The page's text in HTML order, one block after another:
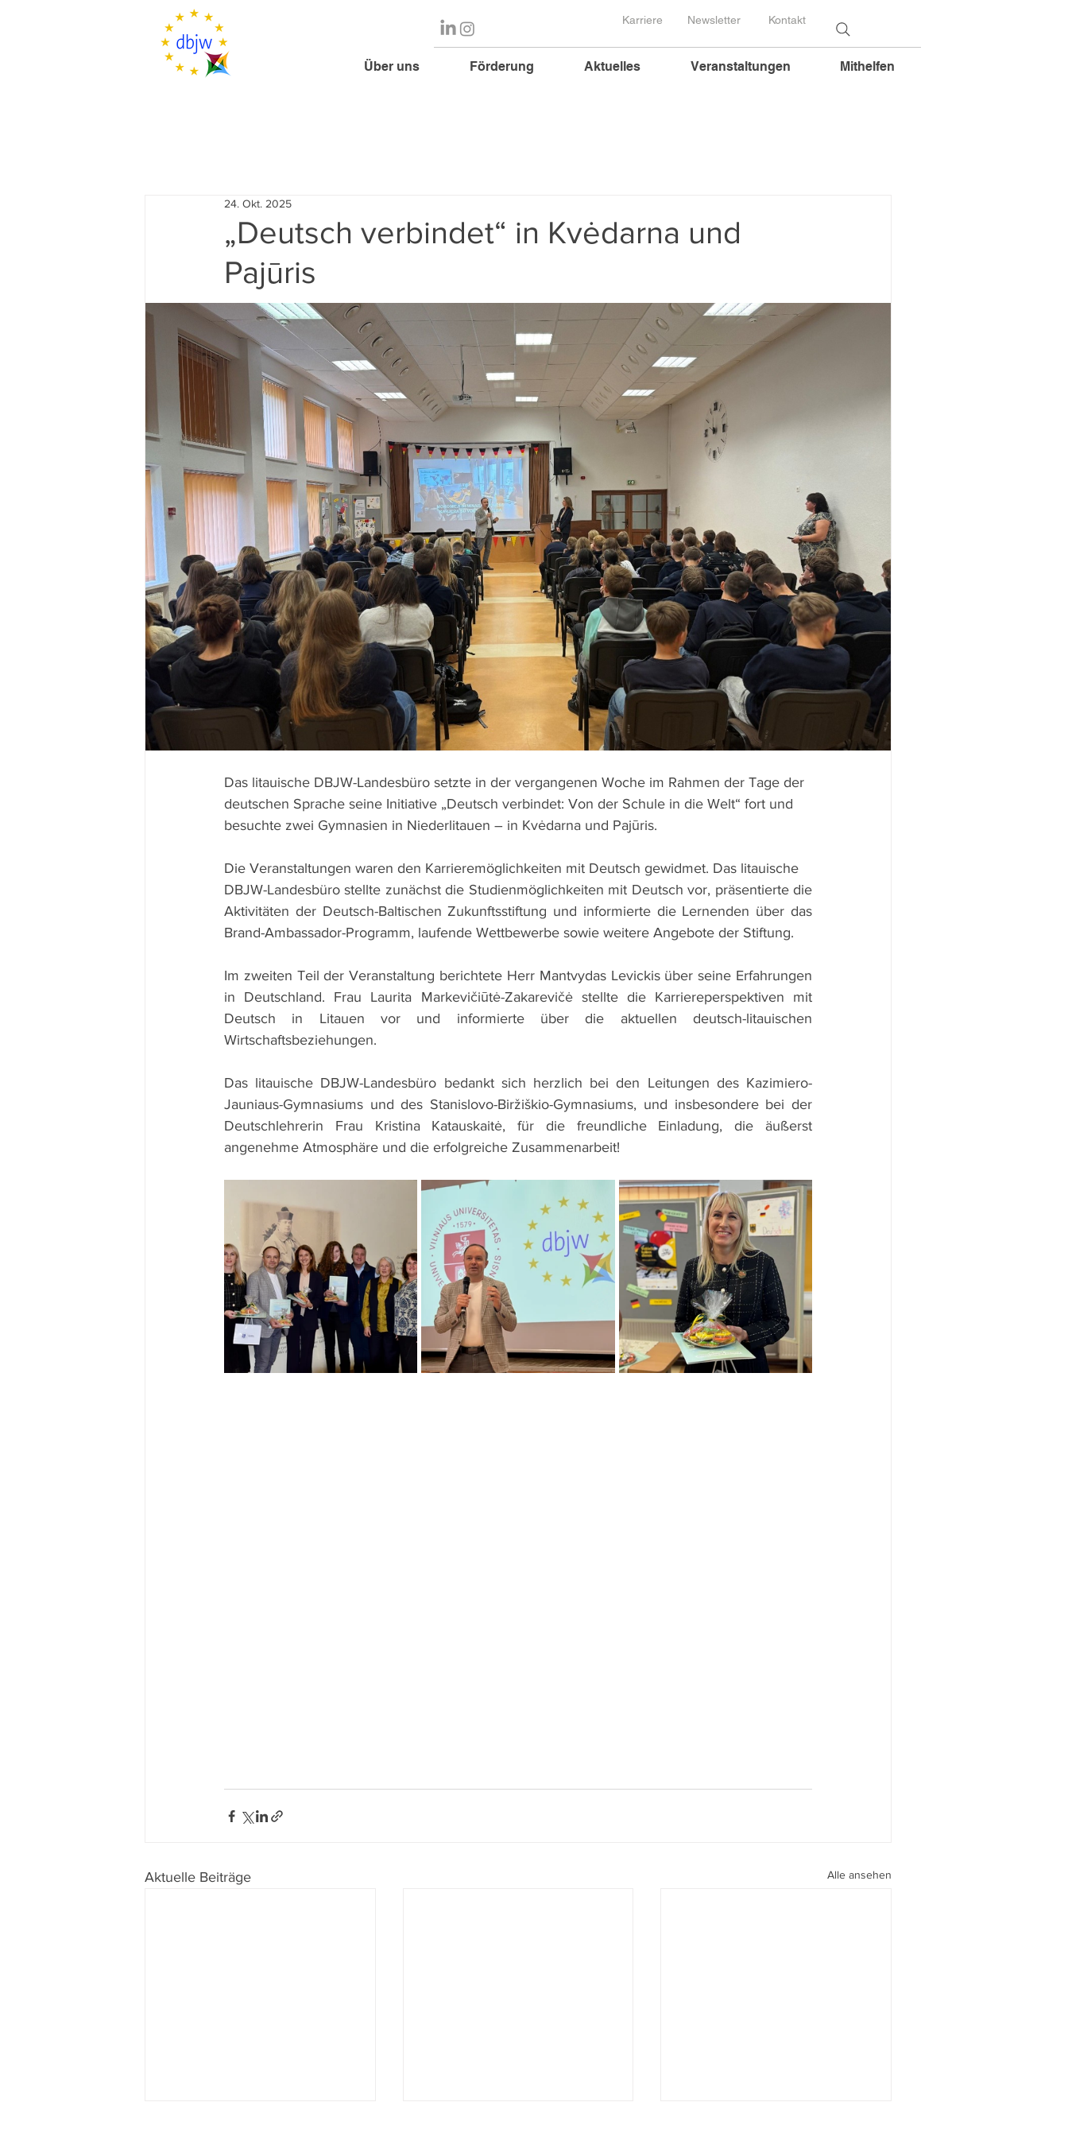
Karriere Newsletter Kontakt
Über uns Förderung Aktuelles Veranstaltungen Mithelfen
„Deutsch verbindet“ in Kvėdarna und
Pajūris
24. Okt. 2025
Das litauische DBJW-Landesbüro setzte in der vergangenen Woche im Rahmen der Tage der
deutschen Sprache seine Initiative „Deutsch verbindet: Von der Schule in die Welt“ fort und
besuchte zwei Gymnasien in Niederlitauen – in Kvėdarna und Pajūris.
Die Veranstaltungen waren den Karrieremöglichkeiten mit Deutsch gewidmet. Das litauische
DBJW-Landesbüro stellte zunächst die Studienmöglichkeiten mit Deutsch vor, präsentierte die
Aktivitäten der Deutsch-Baltischen Zukunftsstiftung und informierte die Lernenden über das
Brand-Ambassador-Programm, laufende Wettbewerbe sowie weitere Angebote der Stiftung.
Im zweiten Teil der Veranstaltung berichtete Herr Mantvydas Levickis über seine Erfahrungen
in Deutschland. Frau Laurita Markevičiūtė-Zakarevičė stellte die Karriereperspektiven mit
Deutsch in Litauen vor und informierte über die aktuellen deutsch-litauischen
Wirtschaftsbeziehungen.
Das litauische DBJW-Landesbüro bedankt sich herzlich bei den Leitungen des Kazimiero-
Jauniaus-Gymnasiums und des Stanislovo-Biržiškio-Gymnasiums, und insbesondere bei der
Deutschlehrerin Frau Kristina Katauskaitė, für die freundliche Einladung, die äußerst
angenehme Atmosphäre und die erfolgreiche Zusammenarbeit!
Aktuelle Beiträge Alle ansehen